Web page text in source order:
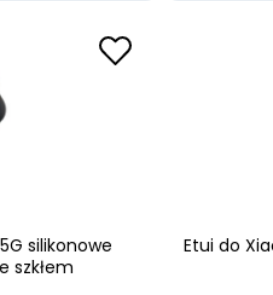
silikonowe
szkłem
Etui do